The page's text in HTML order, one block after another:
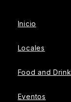
Inicio
Locales
Food and Drink
Eventos